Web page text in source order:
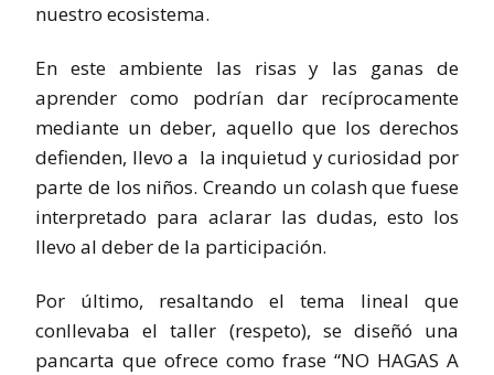
nuestro ecosistema.
En este ambiente las risas y las ganas de
aprender como podrían dar recíprocamente
mediante un deber, aquello que los derechos
defienden, llevo a la inquietud y curiosidad por
parte de los niños. Creando un colash que fuese
interpretado para aclarar las dudas, esto los
llevo al deber de la participación.
Por último, resaltando el tema lineal que
conllevaba el taller (respeto), se diseñó una
pancarta que ofrece como frase “NO HAGAS A